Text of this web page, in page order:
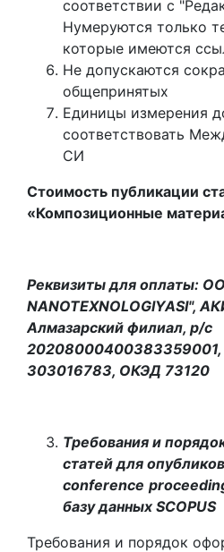
соответствии с
Нумеруются только
которые имеются
Не допускаются
общепринятых
Единицы измерения
соответствовать
СИ
Стоимость публикации
«Композиционные
Реквизиты для оплаты:
NANOTEXNOLOGIYASI",
Алмазарский филиал, р/c
303016783, ОКЭД 73120
Требования и
статей для
conference
базу данныхSCOPUS
Требования и порядок